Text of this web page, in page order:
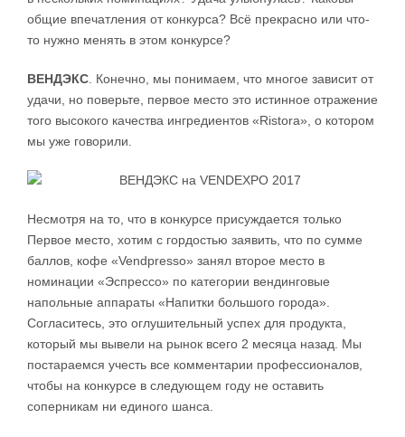
общие впечатления от конкурса? Всё прекрасно или что-
то нужно менять в этом конкурсе?
ВЕНДЭКС . Конечно, мы понимаем, что многое зависит от
удачи, но поверьте, первое место это истинное отражение
того высокого качества ингредиентов «Ristora», о котором
мы уже говорили.
Несмотря на то, что в конкурсе присуждается только
Первое место, хотим с гордостью заявить, что по сумме
баллов, кофе «Vendpresso» занял второе место в
номинации «Эспрессо» по категории вендинговые
напольные аппараты «Напитки большого города».
Согласитесь, это оглушительный успех для продукта,
который мы вывели на рынок всего 2 месяца назад. Мы
постараемся учесть все комментарии профессионалов,
чтобы на конкурсе в следующем году не оставить
соперникам ни единого шанса.